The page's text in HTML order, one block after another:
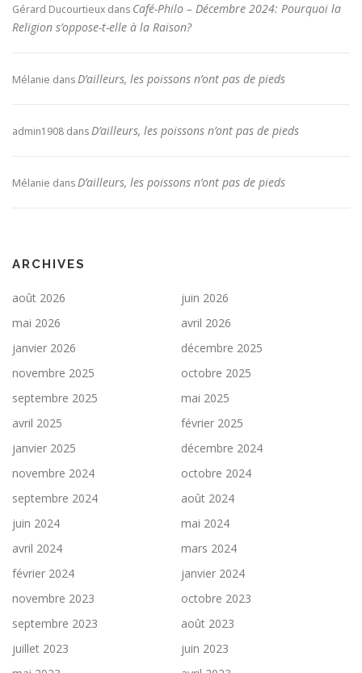
Gérard Ducourtieux dans Café-Philo – Décembre 2024: Pourquoi la
Religion s’oppose-t-elle à la Raison?
Mélanie dansD’ailleurs, les poissons n’ont pas de pieds
admin1908 dansD’ailleurs, les poissons n’ont pas de pieds
Mélanie dansD’ailleurs, les poissons n’ont pas de pieds
ARCHIVES
août 2026
juin 2026
mai 2026
avril 2026
janvier 2026
décembre 2025
novembre 2025
octobre 2025
septembre 2025
mai 2025
avril 2025
février 2025
janvier 2025
décembre 2024
novembre 2024
octobre 2024
septembre 2024
août 2024
juin 2024
mai 2024
avril 2024
mars 2024
février 2024
janvier 2024
novembre 2023
octobre 2023
septembre 2023
août 2023
juillet 2023
juin 2023